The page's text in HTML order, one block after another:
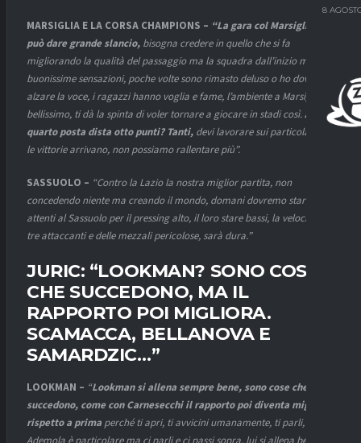
8
MARSIGLIA E LA CORSA CHAMPIONS – “La gara col Marsiglia ti
può dare grande slancio, bisogna credere in quello che si fa
migliorando la qualità del passaggio ma la squadra dall’inizio mi dà
buonissime sensazioni, poche volte sono rimasto deluso o ho dovuto
alzare la voce, i ragazzi hanno voglia e fame, l’ambiente a Marsiglia è
bellissimo, ti dà la spinta di voler tornare a giocare in stadi così.Ah, il
quarto posta dista otto punti? Tanti, devi lavorare sui particolari poi
le vittorie arrivano, non possiamo rallentare più”.
SASSUOLO – “Contro la Lazio la nostra miglior partita, non
concedendo niente ma creando il mondo, domani dovremo stare
attenti al Sassuolo per il pressing alto, il loro stare bassi, la velocità dei
tre attaccanti e delle mezzali pericolose, sarà dura.”
JURIC: “LOOKMAN? SONO COSE
CHE SUCCEDONO, MA IL
RAPPORTO POI MIGLIORA.
SCAMACCA, BELLANOVA E
SAMARDZIC…”
LOOKMAN – “Lookman si allena sempre bene, sono cose che
succedono, come con Carnesecchi il rapporto poi diventa migliore
rispetto a prima perché ti apri, ti avvicini umanamente, ti parli,